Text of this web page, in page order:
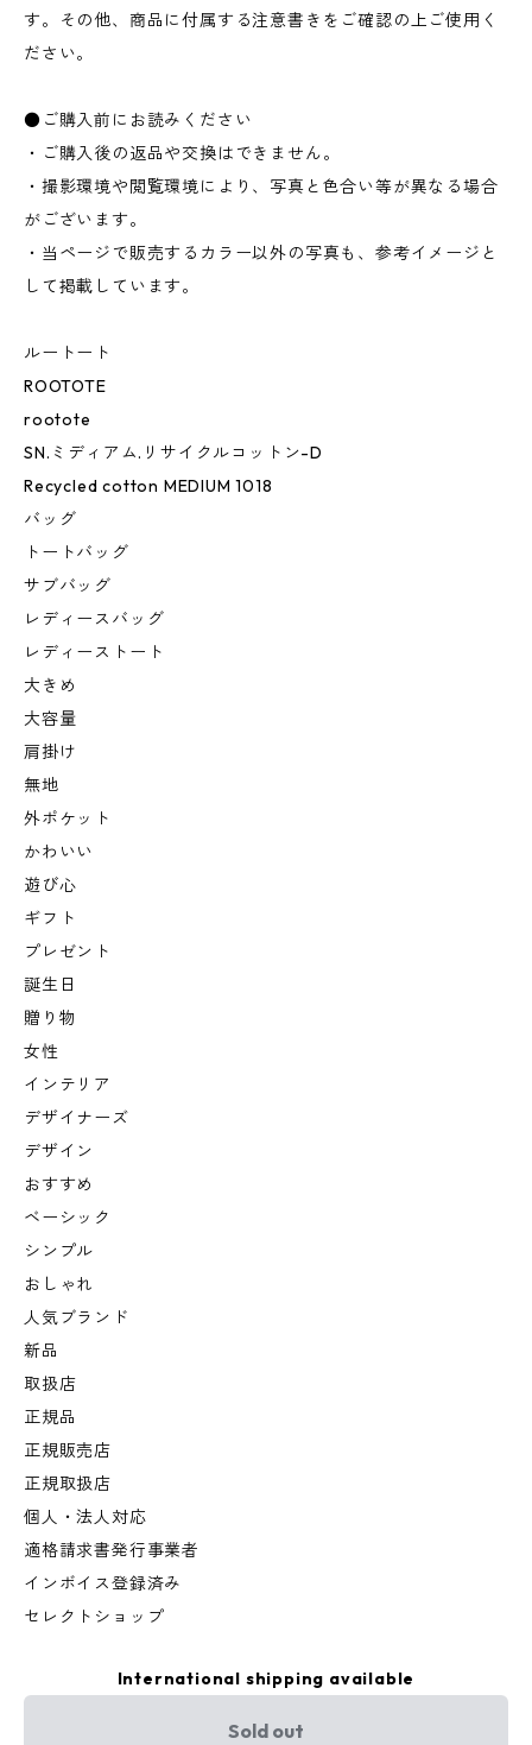
す。その他、商品に付属する注意書きをご確認の上ご使用く
ださい。
●ご購入前にお読みください
・ご購入後の返品や交換はできません。
・撮影環境や閲覧環境により、写真と色合い等が異なる場合
がございます。
・当ページで販売するカラー以外の写真も、参考イメージと
して掲載しています。
ルートート
ROOTOTE
rootote
SN.ミディアム.リサイクルコットン-D
Recycled cotton MEDIUM 1018
バッグ
トートバッグ
サブバッグ
レディースバッグ
レディーストート
大きめ
大容量
肩掛け
無地
外ポケット
かわいい
遊び心
ギフト
プレゼント
誕生日
贈り物
女性
インテリア
デザイナーズ
デザイン
おすすめ
ベーシック
シンプル
おしゃれ
人気ブランド
新品
取扱店
正規品
正規販売店
正規取扱店
個人・法人対応
適格請求書発行事業者
インボイス登録済み
セレクトショップ
International shipping available
Sold out